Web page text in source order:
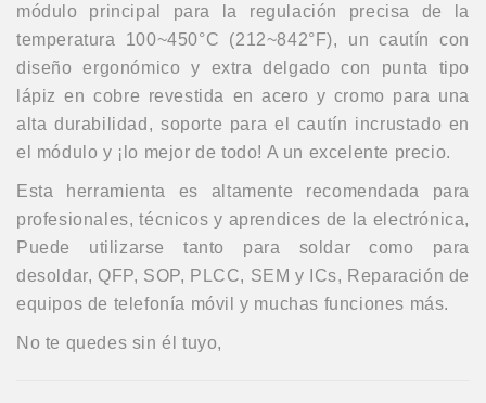
módulo principal para la regulación precisa de la
temperatura 100~450°C (212~842°F), un cautín con
diseño ergonómico y extra delgado con punta tipo
lápiz en cobre revestida en acero y cromo para una
alta durabilidad, soporte para el cautín incrustado en
el módulo y ¡lo mejor de todo! A un excelente precio.
Esta herramienta es altamente recomendada para
profesionales, técnicos y aprendices de la electrónica,
Puede utilizarse tanto para soldar como para
desoldar, QFP, SOP, PLCC, SEM y ICs, Reparación de
equipos de telefonía móvil y muchas funciones más.
No te quedes sin él tuyo,